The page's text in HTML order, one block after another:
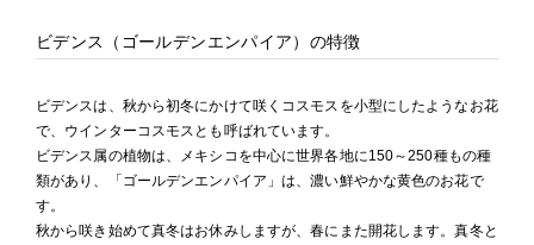
ビデンス（ゴールデンエンパイア）の特徴
ビデンスは、秋から初冬にかけて咲くコスモスを小型にしたようなお花
で、ウインターコスモスとも呼ばれています。
ビデンス属の植物は、メキシコを中心に世界各地に150～250種もの種
類があり、「ゴールデンエンパイア」は、濃い鮮やかな黄色のお花で
す。
秋から咲き始めて真冬はお休みしますが、春にまた開花します。真冬と